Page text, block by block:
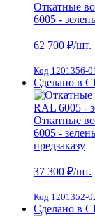
Откатные
6005 -
62 700 ₽/шт.
Код 1201356-
Сделано в
Откатные
6005 -
предзаказу
37 300 ₽/шт.
Код 1201352-
Сделано в